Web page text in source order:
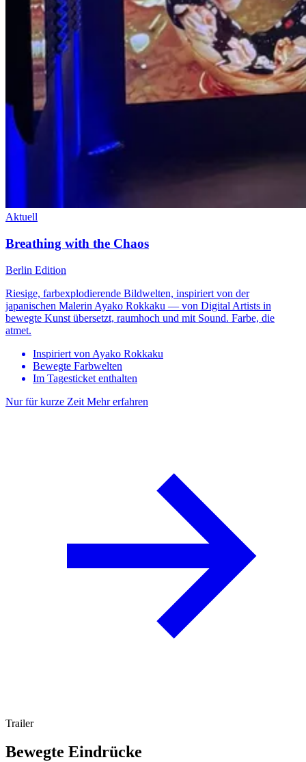
Aktuell
Breathing with the Chaos
Berlin Edition
Riesige, farbexplodierende Bildwelten, inspiriert von der
japanischen Malerin Ayako Rokkaku — von Digital Artists in
bewegte Kunst übersetzt, raumhoch und mit Sound. Farbe, die
atmet.
Inspiriert von Ayako Rokkaku
Bewegte Farbwelten
Im Tagesticket enthalten
Nur für kurze Zeit Mehr erfahren
Trailer
Bewegte Eindrücke